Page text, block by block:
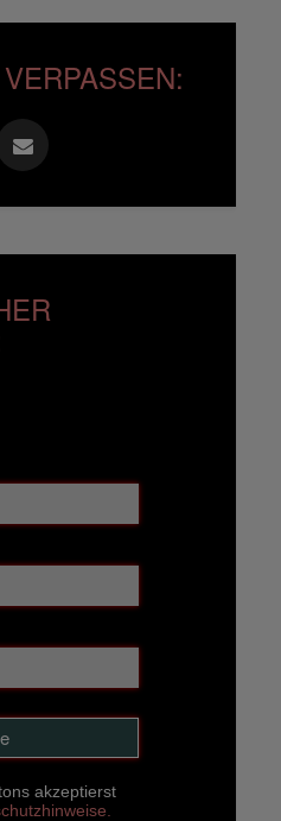
akzeptierst